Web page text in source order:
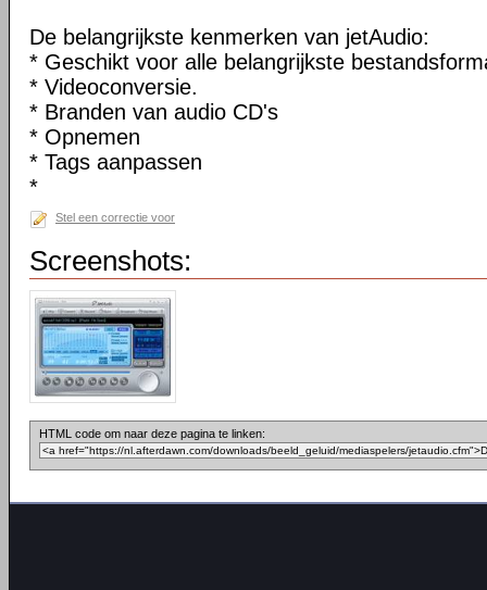
De belangrijkste kenmerken van jetAudio:
* Geschikt voor alle belangrijkste
* Videoconversie.
* Branden van audio CD's
* Opnemen
* Tags aanpassen
*
Stel een correctie voor
Screenshots:
HTML code om naar deze pagina te linken: